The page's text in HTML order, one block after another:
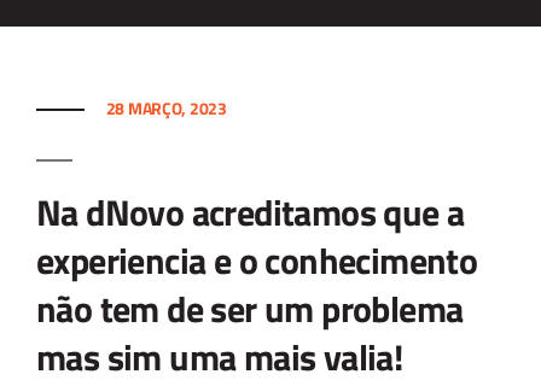
28 MARÇO, 2023
Na dNovo acreditamos que a
experiencia e o conhecimento
não tem de ser um problema
mas sim uma mais valia!